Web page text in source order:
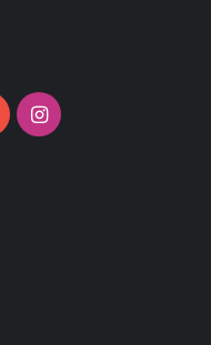
Instagram